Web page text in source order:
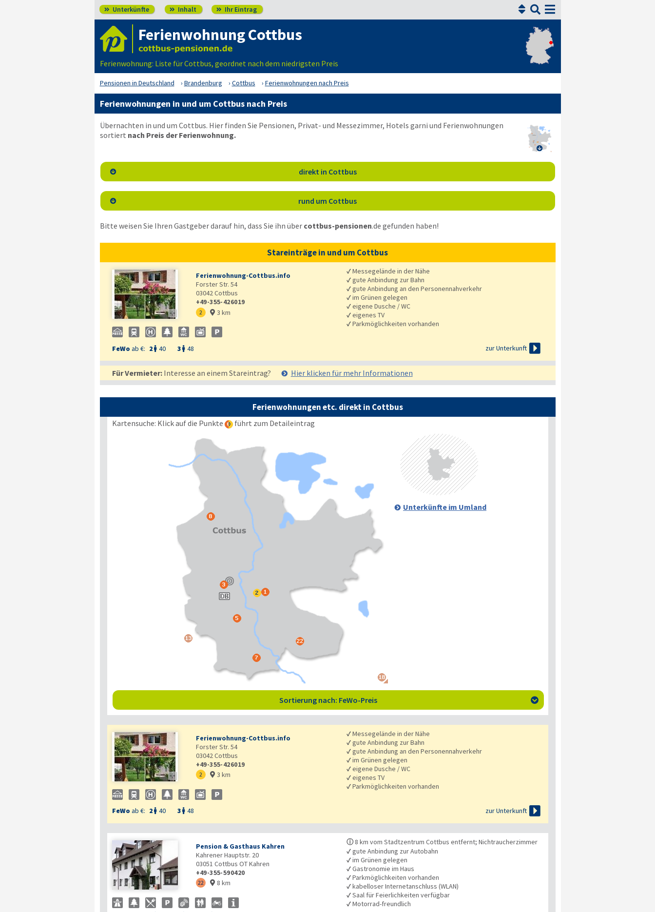
 Unterkünfte  Inhalt  Ihr Eintrag 

Ferienwohnung Cottbus
Ferienwohnung: Liste für Cottbus, geordnet nach dem niedrigsten Preis
Pensionen in Deutschland Brandenburg Cottbus Ferienwohnungen nach Preis
Ferienwohnungen in und um Cottbus nach Preis

Übernachten in und um Cottbus. Hier finden Sie Pensionen, Privat- und Messezimmer, Hotels garni und Ferienwohnungen
sortiert nach Preis der Ferienwohnung.
 direkt in Cottbus
 rund um Cottbus
Bitte weisen Sie Ihren Gastgeber darauf hin, dass Sie ihn über cottbus-pensionen.de gefunden haben!
Stareinträge in und um Cottbus

Ferienwohnung-Cottbus.info
Forster Str. 54
03042Cottbus
+49-355-426019
2  3 km
FeWo ab €: 2  40 3  48
✓Messegelände in der Nähe
✓gute Anbindung zur Bahn
✓gute Anbindung an den Personennahverkehr
✓im Grünen gelegen
✓eigene Dusche / WC
✓eigenes TV
✓Parkmöglichkeiten vorhanden
zur Unterkunft 
Für Vermieter:Interesse an einem Stareintrag? Hier klicken für mehr Informationen
Ferienwohnungen etc. direkt in Cottbus
Kartensuche: Klick auf die Punkte führt zum Detaileintrag
Unterkünfte im Umland
Sortierung nach: FeWo-Preis 

Ferienwohnung-Cottbus.info
Forster Str. 54
03042Cottbus
+49-355-426019
2  3 km
FeWo ab €: 2  40 3  48
✓Messegelände in der Nähe
✓gute Anbindung zur Bahn
✓gute Anbindung an den Personennahverkehr
✓im Grünen gelegen
✓eigene Dusche / WC
✓eigenes TV
✓Parkmöglichkeiten vorhanden
zur Unterkunft 
Pension & Gasthaus Kahren
Kahrener Hauptstr. 20
03051 Cottbus OT Kahren
+49-355-590420
22  8 km
ⓘ8 km vom Stadtzentrum Cottbus entfernt; Nichtraucherzimmer
✓gute Anbindung zur Autobahn
✓im Grünen gelegen
✓Gastronomie im Haus
✓Parkmöglichkeiten vorhanden
✓kabelloser Internetanschluss (WLAN)
✓Saal für Feierlichkeiten verfügbar
✓Motorrad-freundlich